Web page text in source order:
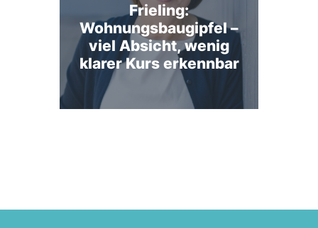
Frieling:
Wohnungsbaugipfel –
viel Absicht, wenig
klarer Kurs erkennbar